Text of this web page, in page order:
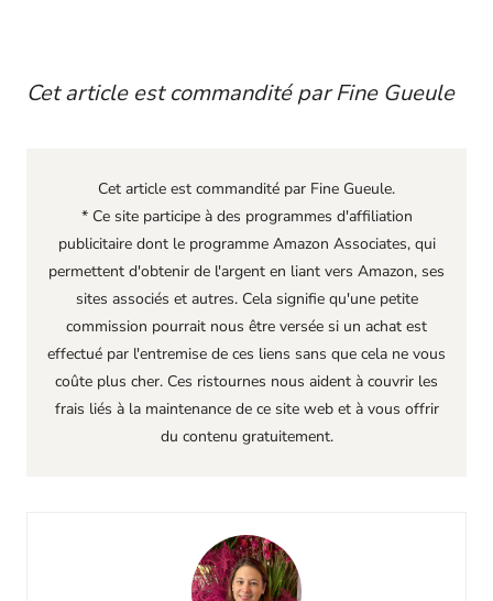
Cet article est commandité par Fine Gueule
Cet article est commandité par Fine Gueule.
* Ce site participe à des programmes d'affiliation
publicitaire dont le programme Amazon Associates, qui
permettent d'obtenir de l'argent en liant vers Amazon, ses
sites associés et autres. Cela signifie qu'une petite
commission pourrait nous être versée si un achat est
effectué par l'entremise de ces liens sans que cela ne vous
coûte plus cher. Ces ristournes nous aident à couvrir les
frais liés à la maintenance de ce site web et à vous offrir
du contenu gratuitement.